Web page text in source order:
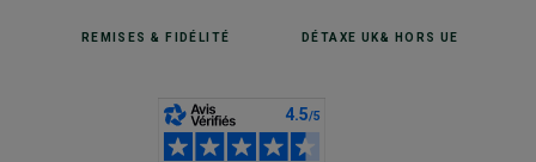
REMISES& FIDÉLITÉ DÉTAXE UK& HORS UE